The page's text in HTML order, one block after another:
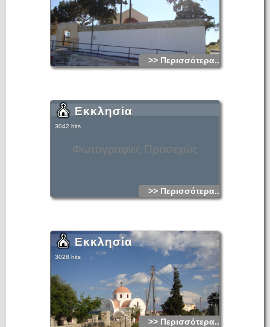
>> Περισσότερα...
Φωτογραφίες Προσεχώς
Εκκλησία
3042 hits
>> Περισσότερα...
Εκκλησία
3028 hits
>> Περισσότερα...